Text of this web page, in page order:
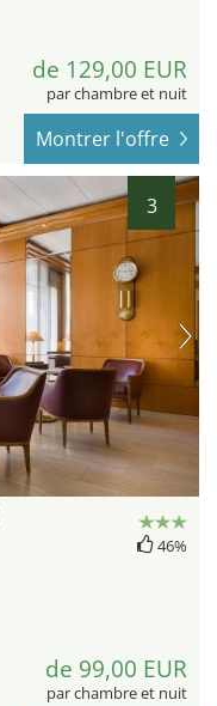
de 129,00 EUR
par chambre et nuit
Montrer l'offre
3
46%
de 99,00 EUR
par chambre et nuit